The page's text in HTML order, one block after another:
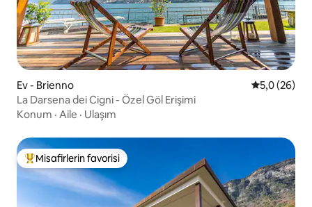
Ev - Brienno 5 üzerinden
5,0 (26)
La Darsena dei Cigni - Özel Göl Erişimi
Konum · Aile · Ulaşım
Misafirlerin favorilerinden en beğenilenler arasında
Misafirlerin favorisi